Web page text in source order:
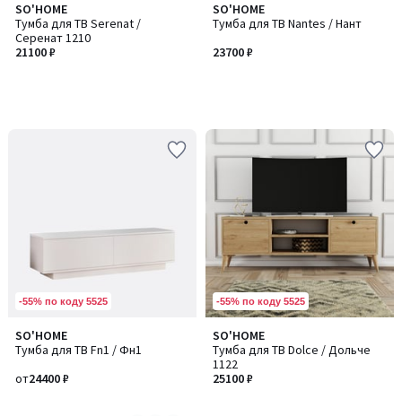
SO'HOME
Тумба для ТВ Serenat /
Серенат 1210
21100 ₽
SO'HOME
Тумба для ТВ Nantes / Нант
23700 ₽
-55% по коду 5525
SO'HOME
Тумба для ТВ Fn1 / Фн1
от24400 ₽
Количество
цветов:
-55% по коду 5525
SO'HOME
Тумба для ТВ Dolce / Дольче
1122
25100 ₽